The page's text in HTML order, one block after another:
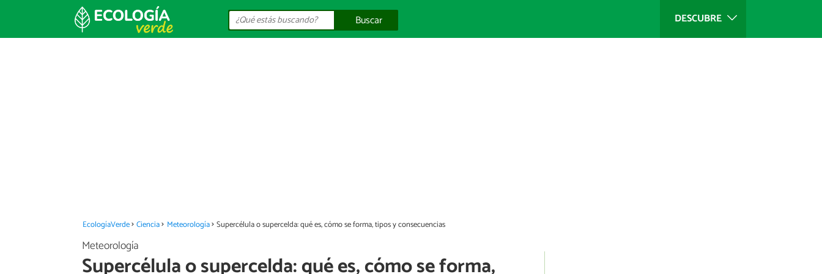
DESCUBRE
Buscar
EcologíaVerde Ciencia Meteorología Supercélula o supercelda: qué es, cómo se forma, tipos y consecuencias
Meteorología
Supercélula o supercelda: qué es, cómo se forma,